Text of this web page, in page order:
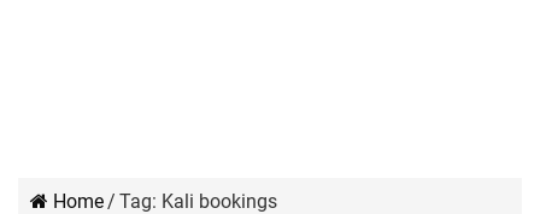
Home/ Tag: Kali bookings